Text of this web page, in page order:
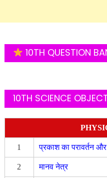
10TH QUESTION
10TH SCIENCE
1 प्रकाश का परावर्तन
2 मानव नेत्र